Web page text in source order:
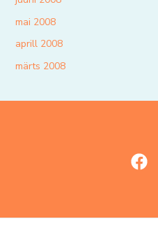
mai 2008
aprill 2008
märts 2008